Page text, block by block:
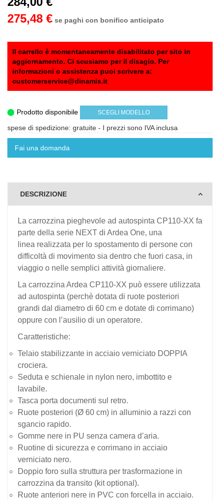
275,48 € se paghi con bonifico anticipato
Il carrello è momentaneamente disabilitato per sito in
aggiornamento. Ci scusiamo per il disagio. Per
informazioni o assistenza puoi scrivere a:
customerservice@dinamis.it
Prodotto disponibile SCEGLI MODELLO
spese di spedizione: gratuite - I prezzi sono IVA inclusa
Fai una domanda
DESCRIZIONE
La carrozzina pieghevole ad autospinta CP110-XX fa
parte della serie NEXT di Ardea One, una
linea realizzata per lo spostamento di persone con
difficoltà di movimento sia dentro che fuori casa, in
viaggio o nelle semplici attività giornaliere.
La carrozzina Ardea CP110-XX può essere utilizzata
ad autospinta (perchè dotata di ruote posteriori
grandi dal diametro di 60 cm e dotate di corrimano)
oppure con l’ausilio di un operatore.
Caratteristiche:
Telaio stabilizzante in acciaio verniciato DOPPIA
crociera.
Seduta e schienale in nylon nero, imbottito e
lavabile.
Tasca porta documenti sul retro.
Ruote posteriori (Ø 60 cm) in alluminio a razzi con
sgancio rapido.
Gomme nere in PU senza camera d’aria.
Ruotine di sicurezza e corrimano in acciaio
verniciato nero.
Doppio foro sulla struttura per trasformazione in
carrozzina da transito (kit optional).
Ruote anteriori nere in PVC con forcella in acciaio.